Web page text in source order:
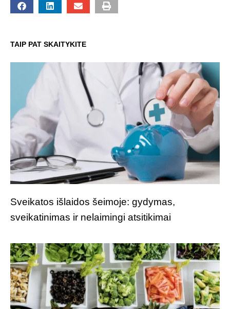
TAIP PAT SKAITYKITE
Sveikatos išlaidos šeimoje: gydymas,
sveikatinimas ir nelaimingi atsitikimai